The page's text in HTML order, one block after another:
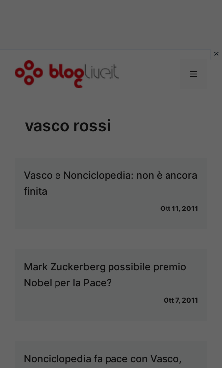
Menu
vasco rossi
Vasco e Nonciclopedia: non è ancora
finita
Ott 11, 2011
Mark Zuckerberg possibile premio
Nobel per la Pace?
Ott 7, 2011
Nonciclopedia fa pace con Vasco,